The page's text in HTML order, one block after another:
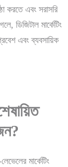
করতে এবং সরাসরি
ডিজিটাল মার্কেটিং
এবং ব্যবসায়িক
মার্কেটিং